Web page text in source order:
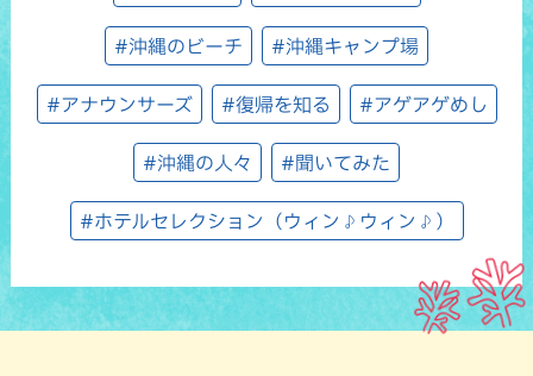
#沖縄のビーチ #沖縄キャンプ場
#アナウンサーズ #復帰を知る #アゲアゲめし
#沖縄の人々 #聞いてみた
#ホテルセレクション（ウィン♪ウィン♪）